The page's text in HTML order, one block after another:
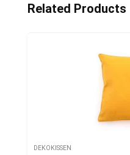
Related Products
DEKOKISSEN